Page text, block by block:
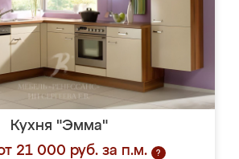
Кухня "Эмма"
21 000 руб. за п.м.
?